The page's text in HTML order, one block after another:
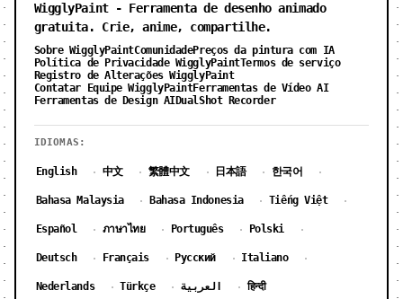
WigglyPaint - Ferramenta de desenho animado
gratuita. Crie, anime, compartilhe.
Sobre WigglyPaintComunidadePreços da pintura com IA
Política de Privacidade WigglyPaintTermos de serviço
Registro de Alterações WigglyPaint
Contatar Equipe WigglyPaintFerramentas de Vídeo AI
Ferramentas de Design AIDualShot Recorder
IDIOMAS:
English · 中文 · 繁體中文 · 日本語 · 한국어 ·
Bahasa Malaysia · Bahasa Indonesia · Tiếng Việt ·
Español · ภาษาไทย · Português · Polski ·
Deutsch · Français · Русский · Italiano ·
Nederlands · Türkçe · العربية · हिन्दी